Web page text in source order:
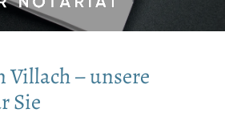
– unsere
Sie